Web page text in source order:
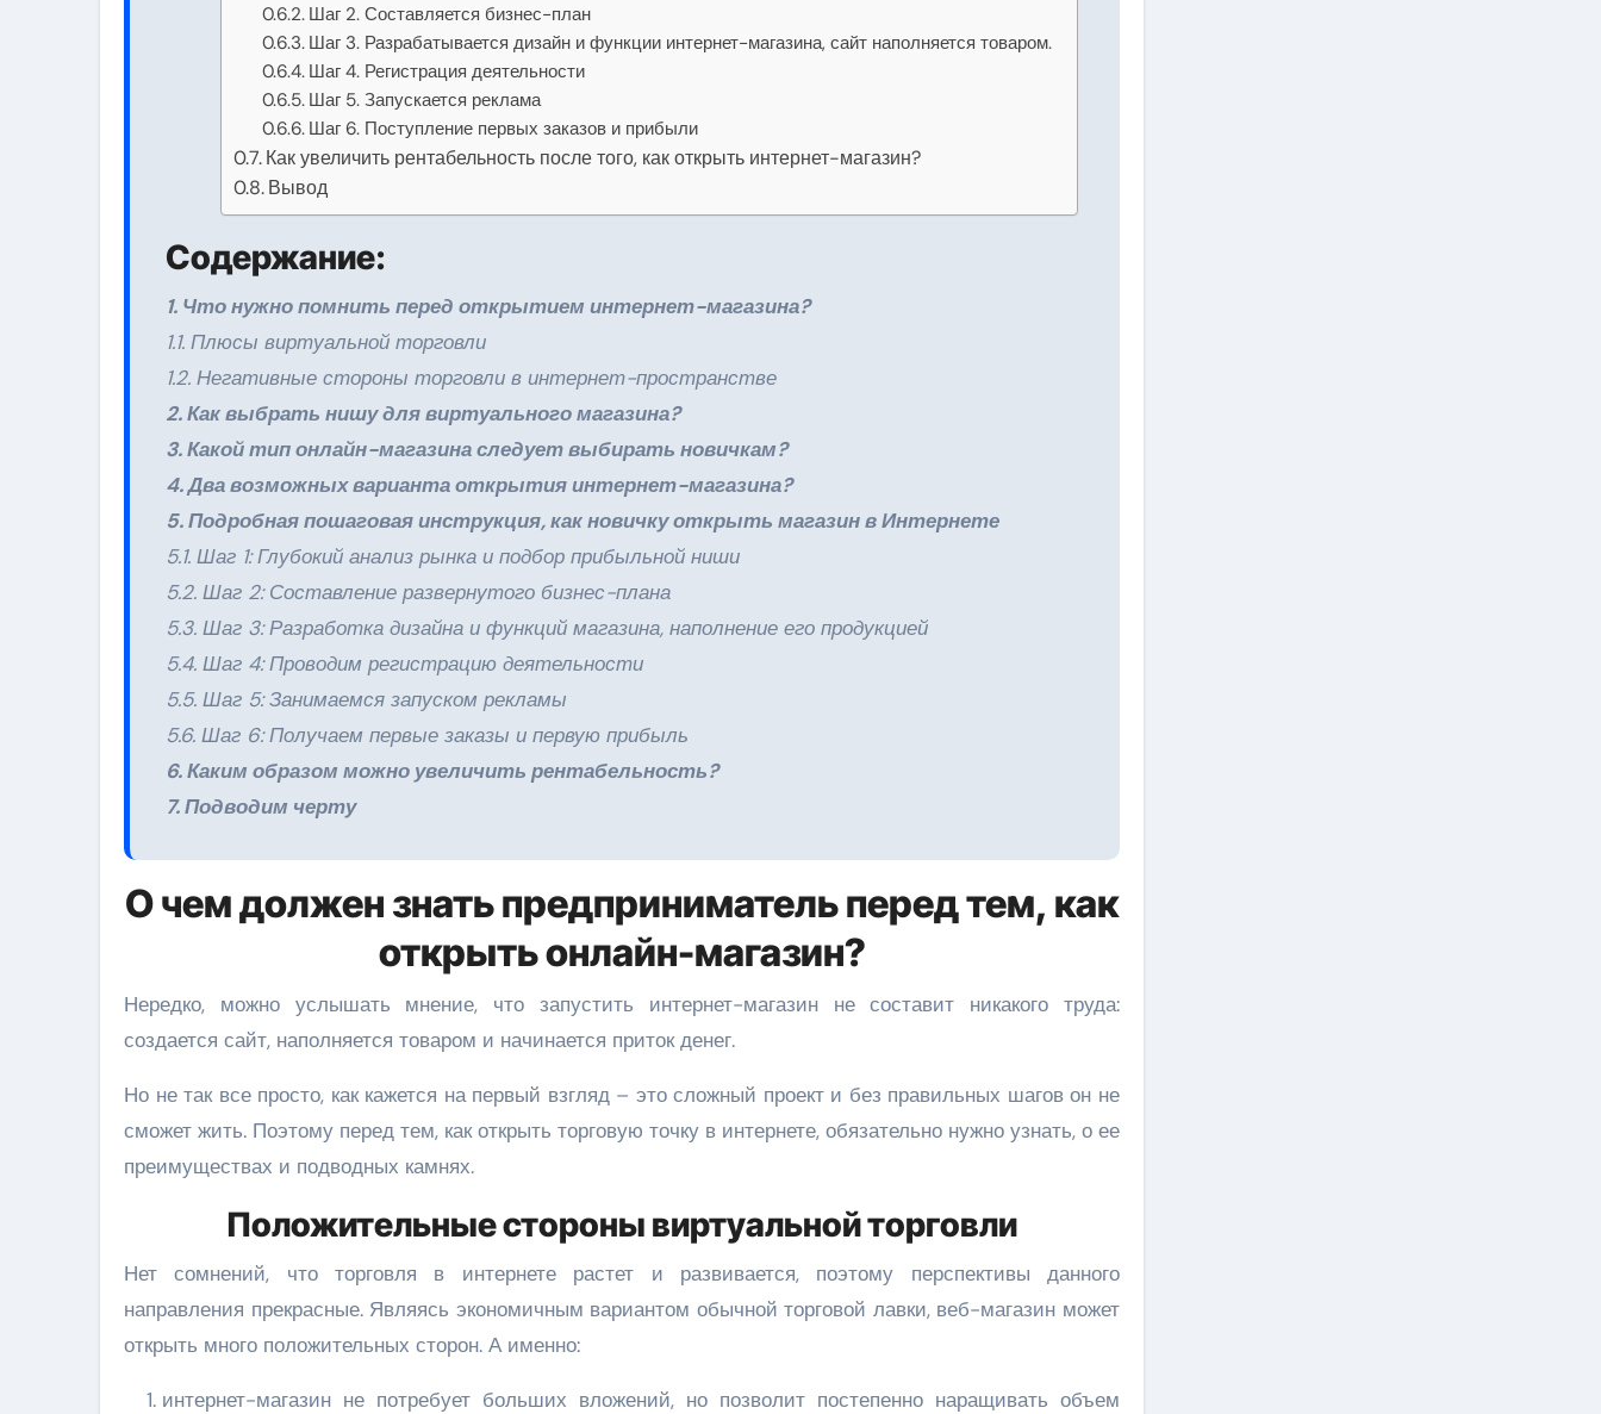
Шаг 2. Составляется бизнес-план
Шаг 3. Разрабатывается дизайн и функции интернет-магазина, сайт наполняется товаром.
Шаг 4. Регистрация деятельности
Шаг 5. Запускается реклама
Шаг 6. Поступление первых заказов и прибыли
Как увеличить рентабельность после того, как открыть интернет-магазин?
Вывод
Содержание:
1. Что нужно помнить перед открытием интернет-магазина?
1.1. Плюсы виртуальной торговли
1.2. Негативные стороны торговли в интернет-пространстве
2. Как выбрать нишу для виртуального магазина?
3. Какой тип онлайн-магазина следует выбирать новичкам?
4. Два возможных варианта открытия интернет-магазина?
5. Подробная пошаговая инструкция, как новичку открыть магазин в Интернете
5.1. Шаг 1: Глубокий анализ рынка и подбор прибыльной ниши
5.2. Шаг 2: Составление развернутого бизнес-плана
5.3. Шаг 3: Разработка дизайна и функций магазина, наполнение его продукцией
5.4. Шаг 4: Проводим регистрацию деятельности
5.5. Шаг 5: Занимаемся запуском рекламы
5.6. Шаг 6: Получаем первые заказы и первую прибыль
6. Каким образом можно увеличить рентабельность?
7. Подводим черту
О чем должен знать предприниматель перед тем, как
открыть онлайн-магазин?
Нередко, можно услышать мнение, что запустить интернет-магазин не составит никакого труда:
создается сайт, наполняется товаром и начинается приток денег.
Но не так все просто, как кажется на первый взгляд – это сложный проект и без правильных шагов он не
сможет жить. Поэтому перед тем, как открыть торговую точку в интернете, обязательно нужно узнать, о ее
преимуществах и подводных камнях.
Положительные стороны виртуальной торговли
Нет сомнений, что торговля в интернете растет и развивается, поэтому перспективы данного
направления прекрасные. Являясь экономичным вариантом обычной торговой лавки, веб-магазин может
открыть много положительных сторон. А именно:
интернет-магазин не потребует больших вложений, но позволит постепенно наращивать объем